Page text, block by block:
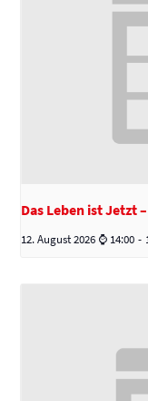
Das Leben ist Jetzt
12. August 2026 ⌚ 14:00 -